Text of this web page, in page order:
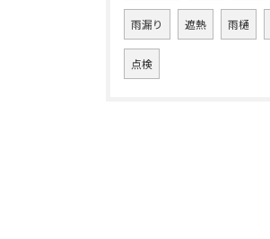
雨漏り 遮熱 雨樋
点検